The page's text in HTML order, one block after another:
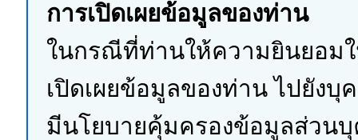
การเปิดเผยข้อมูลของท่าน
ในกรณีที่ท่านให้ความยินยอม
เปิดเผยข้อมูลของท่าน ไปยัง
มีนโยบายคุ้มครองข้อมูลส่วน